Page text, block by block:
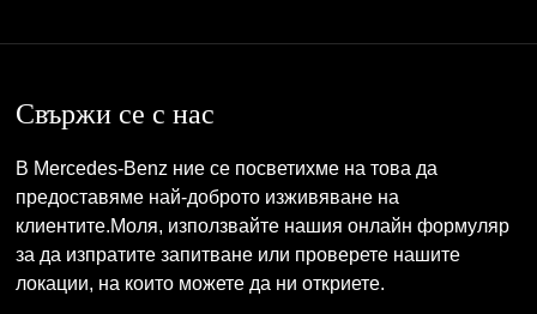
Свържи се с нас
В Mercedes-Benz ние се посветихме на това да
предоставяме най-доброто изживяване на
клиентите.Моля, използвайте нашия онлайн формуляр
за да изпратите запитване или проверете нашите
локации, на които можете да ни откриете.